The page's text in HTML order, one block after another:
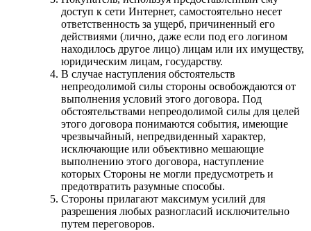
доступ к сети Интернет, самостоятельно несет
ответственность за ущерб, причиненный его
действиями (лично, даже если под его логином
находилось другое лицо) лицам или их имуществу,
юридическим лицам, государству.
В случае наступления обстоятельств
непреодолимой силы стороны освобождаются от
выполнения условий этого договора. Под
обстоятельствами непреодолимой силы для целей
этого договора понимаются события, имеющие
чрезвычайный, непредвиденный характер,
исключающие или объективно мешающие
выполнению этого договора, наступление
которых Стороны не могли предусмотреть и
предотвратить разумные способы.
Стороны прилагают максимум усилий для
разрешения любых разногласий исключительно
путем переговоров.